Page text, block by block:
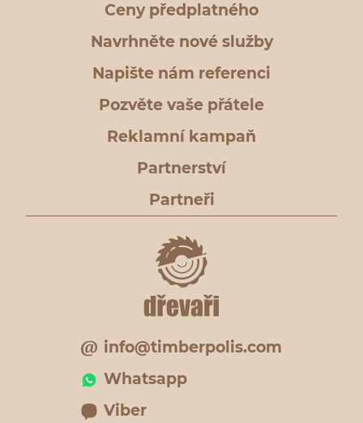
Ceny předplatného
Navrhněte nové služby
Napište nám referenci
Pozvěte vaše přátele
Reklamní kampaň
Partnerství
Partneři
info@timberpolis.com
Whatsapp
Viber